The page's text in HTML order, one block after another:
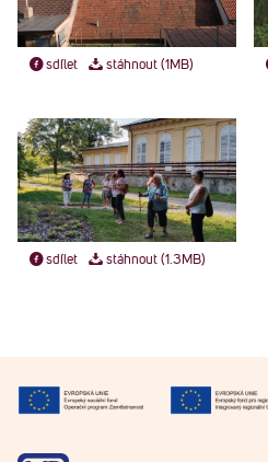
sdílet stáhnout (1MB)
sdílet stáhnout (1.3MB)